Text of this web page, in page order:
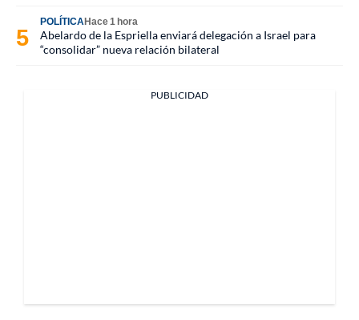
POLÍTICAHace 1 hora
Abelardo de la Espriella enviará delegación a Israel para
“consolidar” nueva relación bilateral
PUBLICIDAD